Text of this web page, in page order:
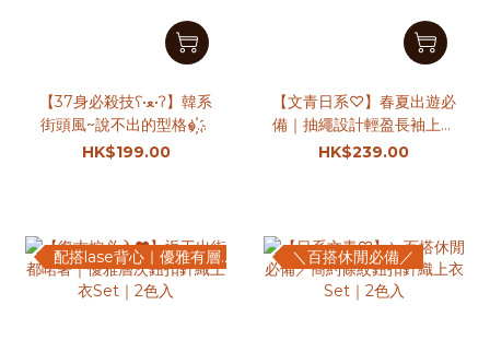
【37身必殺技ʕ•ﻌ•ʔ】韓系
街頭風~說不出的型格๑҉橫
間短版針織TOP｜2色入
HK$199.00
【文青日系♡】春夏出遊必
備｜抽繩設計輕盈長袖上衣
Set ｜3色入
HK$239.00
配搭lase背心｜優雅有層次 ＼百搭休閒必備／